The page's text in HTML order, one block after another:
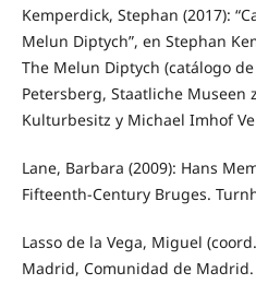
Kemperdick, Stephan (2017):
Melun Diptych”, en Stephan
The Melun Diptych (catálogo
Petersberg, Staatliche Museen
Kulturbesitz y Michael Imhof
Lane, Barbara (2009): Hans
Fifteenth-Century Bruges.
Lasso de la Vega, Miguel
Madrid, Comunidad de Madrid.